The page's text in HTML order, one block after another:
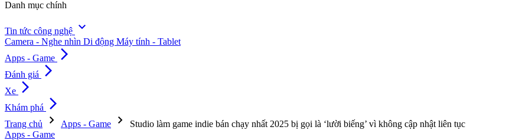
Danh mục chính
Tin tức công nghệ expand_more
Camera - Nghe nhìn Di động Máy tính - Tablet
Apps - Game arrow_forward_ios
Đánh giá arrow_forward_ios
Xe arrow_forward_ios
Khám phá arrow_forward_ios
Trang chủ chevron_right Apps - Game chevron_right
Studio làm game indie bán chạy nhất 2025 bị gọi là ‘lười biếng’ vì không cập nhật liên tục
Apps - Game